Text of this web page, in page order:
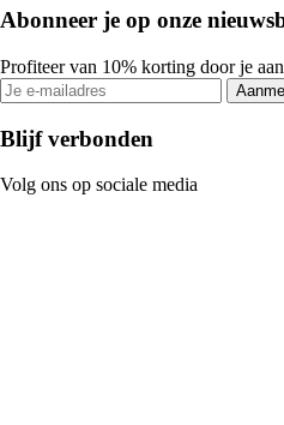
Abonneer je op onze
Profiteer van 10% korting door je
Blijf verbonden
Volg ons op sociale media